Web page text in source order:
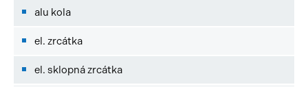
alu kola
el. zrcátka
el. sklopná zrcátka